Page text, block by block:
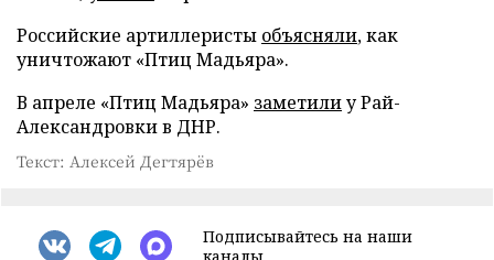
Российские артиллеристы объясняли, как
уничтожают «Птиц Мадьяра».
В апреле «Птиц Мадьяра» заметилиу Рай-
Александровки в ДНР.
Текст: Алексей Дегтярёв
Подписывайтесь на наши
каналы